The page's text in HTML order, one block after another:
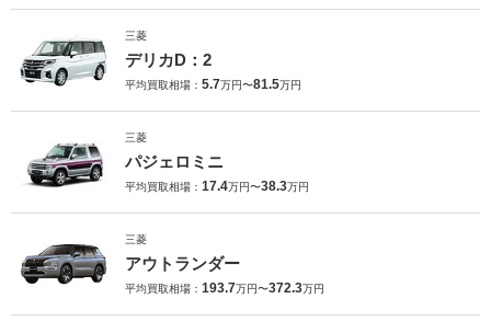
三菱
デリカD：2
平均買取相場： 5.7万円〜81.5万円
三菱
パジェロミニ
平均買取相場： 17.4万円〜38.3万円
三菱
アウトランダー
平均買取相場： 193.7万円〜372.3万円